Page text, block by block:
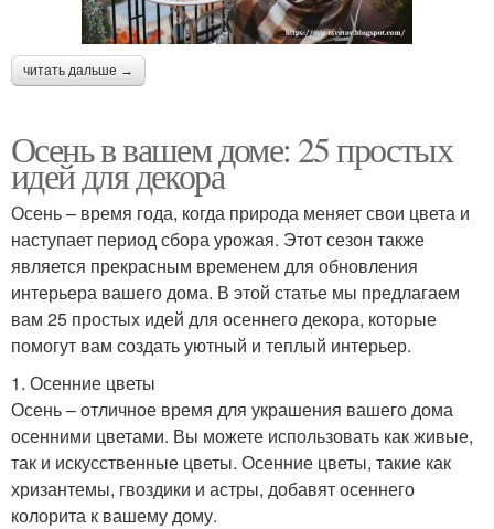
читать дальше →
Осень в вашем доме: 25 простых
идей для декора
Осень – время года, когда природа меняет свои цвета и
наступает период сбора урожая. Этот сезон также
является прекрасным временем для обновления
интерьера вашего дома. В этой статье мы предлагаем
вам 25 простых идей для осеннего декора, которые
помогут вам создать уютный и теплый интерьер.
1. Осенние цветы
Осень – отличное время для украшения вашего дома
осенними цветами. Вы можете использовать как живые,
так и искусственные цветы. Осенние цветы, такие как
хризантемы, гвоздики и астры, добавят осеннего
колорита к вашему дому.